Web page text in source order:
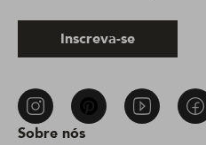
Sobre nós
Inscreva-se